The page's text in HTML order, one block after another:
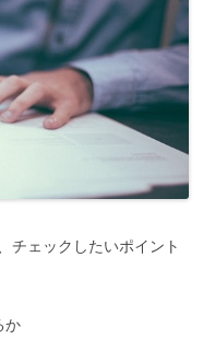
チェックしたいポイント
か